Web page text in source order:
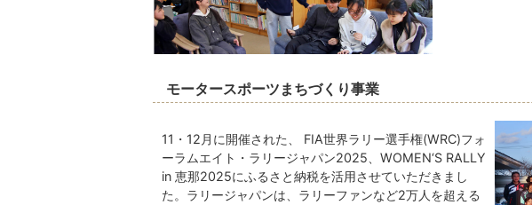
モータースポーツまちづくり事業
11・12月に開催された、 FIA世界ラリー選手権(WRC)フォ
ーラムエイト・ラリージャパン2025、WOMEN‘S RALLY
in 恵那2025にふるさと納税を活用させていただきまし
た。ラリージャパンは、ラリーファンなど2万人を超える